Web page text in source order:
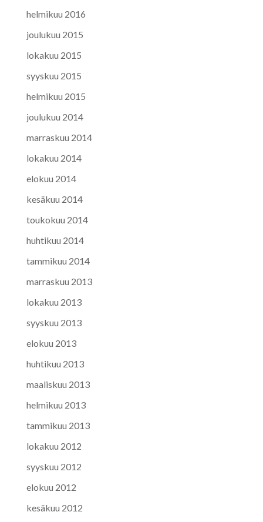
helmikuu 2016
joulukuu 2015
lokakuu 2015
syyskuu 2015
helmikuu 2015
joulukuu 2014
marraskuu 2014
lokakuu 2014
elokuu 2014
kesäkuu 2014
toukokuu 2014
huhtikuu 2014
tammikuu 2014
marraskuu 2013
lokakuu 2013
syyskuu 2013
elokuu 2013
huhtikuu 2013
maaliskuu 2013
helmikuu 2013
tammikuu 2013
lokakuu 2012
syyskuu 2012
elokuu 2012
kesäkuu 2012